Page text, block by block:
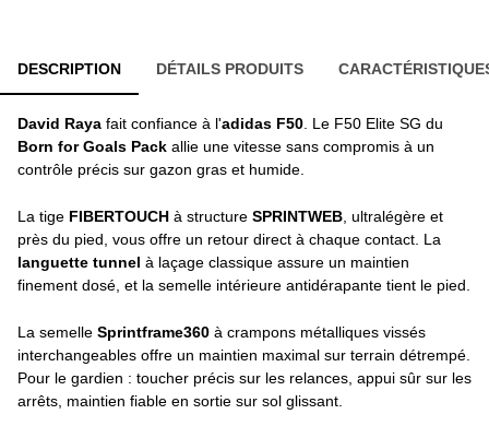
DESCRIPTION DÉTAILS PRODUITS
David Raya fait confiance à l'adidas F50 . Le F50 Elite SG du
Born for Goals Pack allie une vitesse sans compromis à un
contrôle précis sur gazon gras et humide.
La tige FIBERTOUCH à structure SPRINTWEB , ultralégère et
près du pied, vous offre un retour direct à chaque contact. La
languette tunnel à laçage classique assure un maintien
finement dosé, et la semelle intérieure antidérapante tient le pied.
La semelle Sprintframe360 à crampons métalliques vissés
interchangeables offre un maintien maximal sur terrain détrempé.
Pour le gardien : toucher précis sur les relances, appui sûr sur les
arrêts, maintien fiable en sortie sur sol glissant.